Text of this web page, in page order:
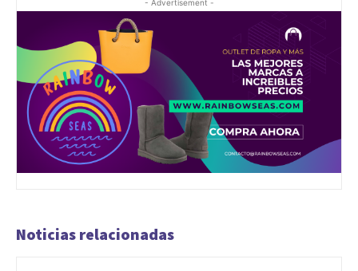
- Advertisement -
Noticias relacionadas